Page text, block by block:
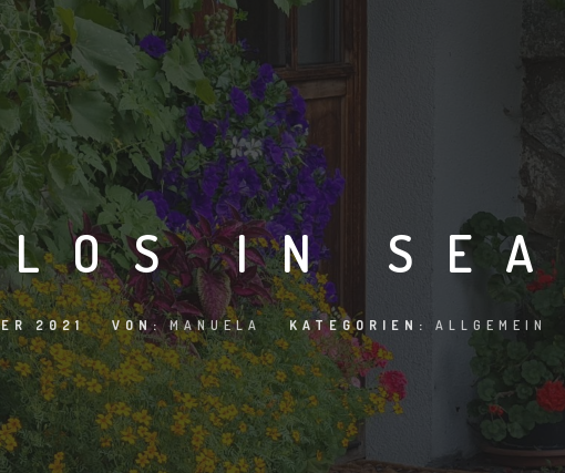
IN
2021 VON:MANUELA KATEGORIEN: ALLGEMEIN